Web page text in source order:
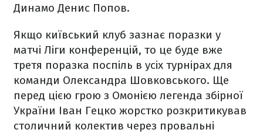
Динамо Денис Попов.
Якщо київський клуб зазнає поразки у
матчі Ліги конференцій, то це буде вже
третя поразка поспіль в усіх турнірах для
команди Олександра Шовковського. Ще
перед цією грою з Омонією легенда збірної
України Іван Гецко жорстко розкритикував
столичний колектив через провальні